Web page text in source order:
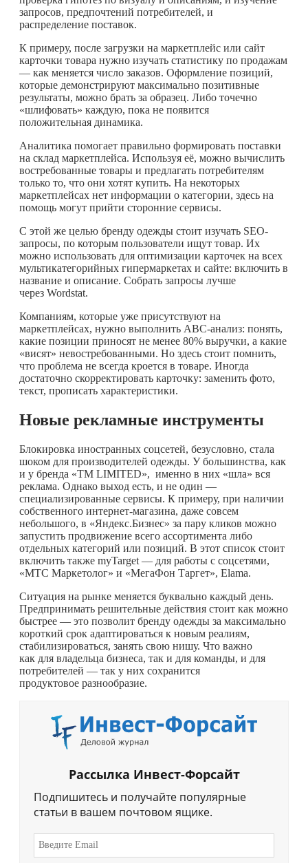
запросов, предпочтений потребителей, и
распределение поставок.
К примеру, после загрузки на маркетплейс или сайт
карточки товара нужно изучать статистику по продажам
— как меняется число заказов. Оформление позиций,
которые демонстрируют максимально позитивные
результаты, можно брать за образец. Либо точечно
«шлифовать» каждую, пока не появится
положительная динамика.
Аналитика помогает правильно формировать поставки
на склад маркетплейса. Используя её, можно вычислить
востребованные товары и предлагать потребителям
только то, что они хотят купить. На некоторых
маркетплейсах нет информации о категории, здесь на
помощь могут прийти сторонние сервисы.
С этой же целью бренду одежды стоит изучать SEO-
запросы, по которым пользователи ищут товар. Их
можно использовать для оптимизации карточек на всех
мультикатегорийных гипермаркетах и сайте: включить в
название и описание. Собрать запросы лучше
через Wordstat.
Компаниям, которые уже присутствуют на
маркетплейсах, нужно выполнить ABC-анализ: понять,
какие позиции приносят не менее 80% выручки, а какие
«висят» невостребованными. Но здесь стоит помнить,
что проблема не всегда кроется в товаре. Иногда
достаточно скорректировать карточку: заменить фото,
текст, прописать характеристики.
Новые рекламные инструменты
Блокировка иностранных соцсетей, безусловно, стала
шоком для производителей одежды. У большинства, как
и у бренда «TM LIMITED», именно в них «шла» вся
реклама. Однако выход есть, и не один —
специализированные сервисы. К примеру, при наличии
собственного интернет-магазина, даже совсем
небольшого, в «Яндекс.Бизнес» за пару кликов можно
запустить продвижение всего ассортимента либо
отдельных категорий или позиций. В этот список стоит
включить также myTarget — для работы с соцсетями,
«МТС Маркетолог» и «МегаФон Таргет», Elama.
Ситуация на рынке меняется буквально каждый день.
Предпринимать решительные действия стоит как можно
быстрее — это позволит бренду одежды за максимально
короткий срок адаптироваться к новым реалиям,
стабилизироваться, занять свою нишу. Что важно
как для владельца бизнеса, так и для команды, и для
потребителей — так у них сохранится
продуктовое разнообразие.
Рассылка Инвест-Форсайт
Подпишитесь и получайте популярные
статьи в вашем почтовом ящике.